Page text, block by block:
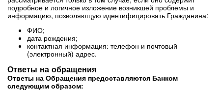
подробное и логичное изложение возникшей проблемы и
информацию, позволяющую идентифицировать Гражданина:
ФИО;
дата рождения;
контактная информация: телефон и почтовый
(электронный) адрес.
Ответы на обращения
Ответы на Обращения предоставляются Банком
следующим образом: